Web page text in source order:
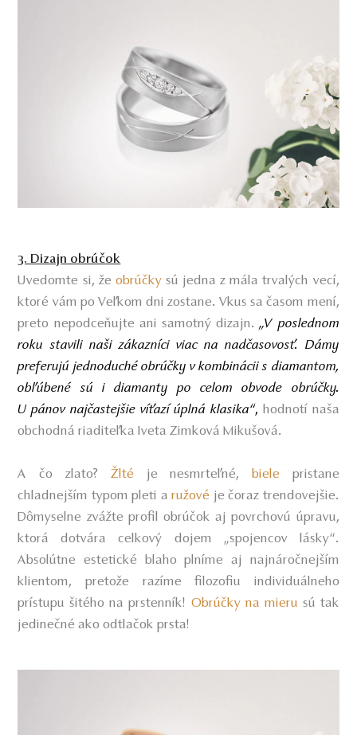
3. Dizajn obrúčok
Uvedomte si, že obrúčky sú jedna z mála trvalých vecí,
ktoré vám po Veľkom dni zostane. Vkus sa časom mení,
preto nepodceňujte ani samotný dizajn.„V poslednom
roku stavili naši zákazníci viac na nadčasovosť. Dámy
preferujú jednoduché obrúčky v kombinácii s diamantom,
obľúbené sú i diamanty po celom obvode obrúčky.
U pánov najčastejšie víťazí úplná klasika“, hodnotí naša
obchodná riaditeľka Iveta Zimková Mikušová.
A čo zlato?Žlté je nesmrteľné, biele
pristane
chladnejším typom pleti a ružové je čoraz trendovejšie.
Dômyselne zvážte profil obrúčok aj povrchovú úpravu,
ktorá dotvára celkový dojem „spojencov lásky“.
Absolútne estetické blaho plníme aj najnáročnejším
klientom, pretože razíme filozofiu individuálneho
prístupu šitého na prstenník! Obrúčky na mieru sú tak
jedinečné ako odtlačok prsta!